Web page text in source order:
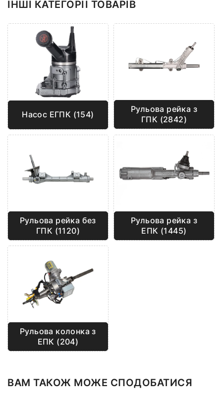
ІНШІ КАТЕГОРІЇ ТОВАРІВ
Насос ЕГПК (154)
Рульова рейка з
ГПК (2842)
Рульова рейка без
ГПК (1120)
Рульова рейка з
ЕПК (1445)
Рульова колонка з
ЕПК (204)
ВАМ ТАКОЖ МОЖЕ СПОДОБАТИСЯ